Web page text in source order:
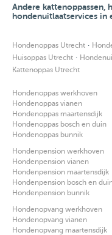
Andere kattenoppassen,
hondenuitlaatservices in
Hondenoppas Utrecht ·
Huisoppas Utrecht ·
Kattenoppas Utrecht
Hondenoppas werkhoven
Hondenoppas vianen
Hondenoppas maartensdijk
Hondenoppas bosch en duin
Hondenoppas bunnik
Hondenpension werkhoven
Hondenpension vianen
Hondenpension maartensdijk
Hondenpension bosch en
Hondenpension bunnik
Hondenopvang werkhoven
Hondenopvang vianen
Hondenopvang maartensdijk